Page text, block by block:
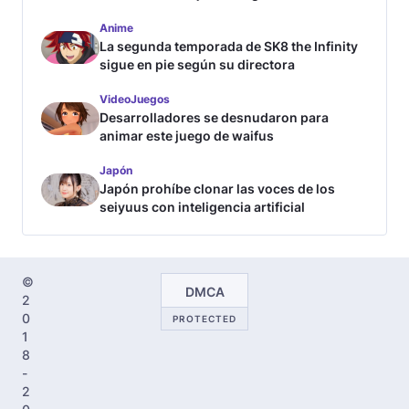
Anime
La segunda temporada de SK8 the Infinity
sigue en pie según su directora
VideoJuegos
Desarrolladores se desnudaron para
animar este juego de waifus
Japón
Japón prohíbe clonar las voces de los
seiyuus con inteligencia artificial
©
2
0
1
8
-
2
DMCA
PROTECTED